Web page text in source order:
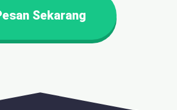
Sekarang